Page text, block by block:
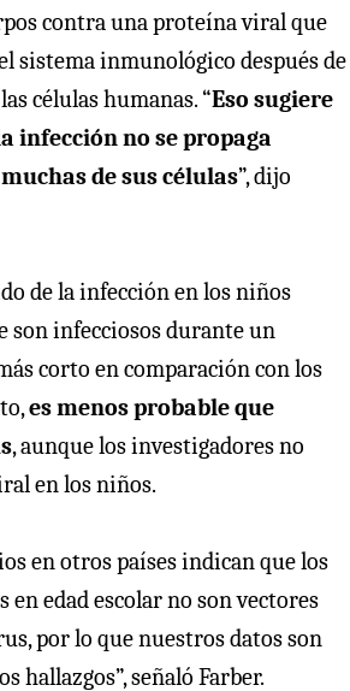
contra una proteína viral que
sistema inmunológico después de
células humanas. “Eso sugiere
infección no se propaga
de sus células”, dijo
de la infección en los niños
son infecciosos durante un
corto en comparación con los
es menos probable que
, aunque los investigadores no
en los niños.
en otros países indican que los
en edad escolar no son vectores
por lo que nuestros datos son
hallazgos”, señaló Farber.